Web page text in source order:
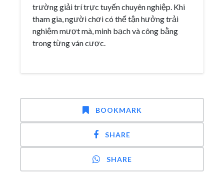
trường giải trí trực tuyến chuyên nghiệp. Khi
tham gia, người chơi có thể tận hưởng trải
nghiệm mượt mà, minh bạch và công bằng
trong từng ván cược.
BOOKMARK
SHARE
SHARE